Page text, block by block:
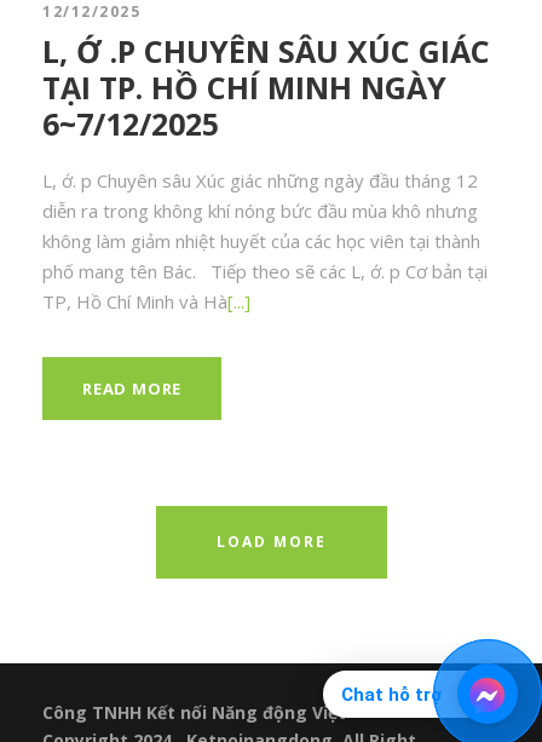
12/12/2025
L, Ớ .P CHUYÊN SÂU XÚC GIÁC
TẠI TP. HỒ CHÍ MINH NGÀY
6~7/12/2025
L, ớ. p Chuyên sâu Xúc giác những ngày đầu tháng 12
diễn ra trong không khí nóng bức đầu mùa khô nhưng
không làm giảm nhiệt huyết của các học viên tại thành
phố mang tên Bác. Tiếp theo sẽ các L, ớ. p Cơ bản tại
TP, Hồ Chí Minh và Hà[...]
READ MORE
LOAD MORE
Công TNHH Kết nối Năng động Việt
Chat hỗ trợ